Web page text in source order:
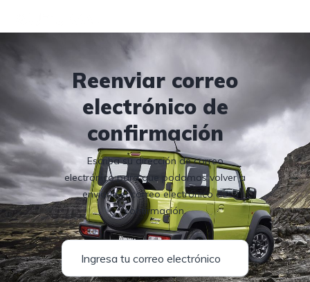
Reenviar correo
electrónico de
confirmación
Escriba su dirección de correo
electrónico para que podamos volver a
enviarle el correo electrónico de
confirmación.